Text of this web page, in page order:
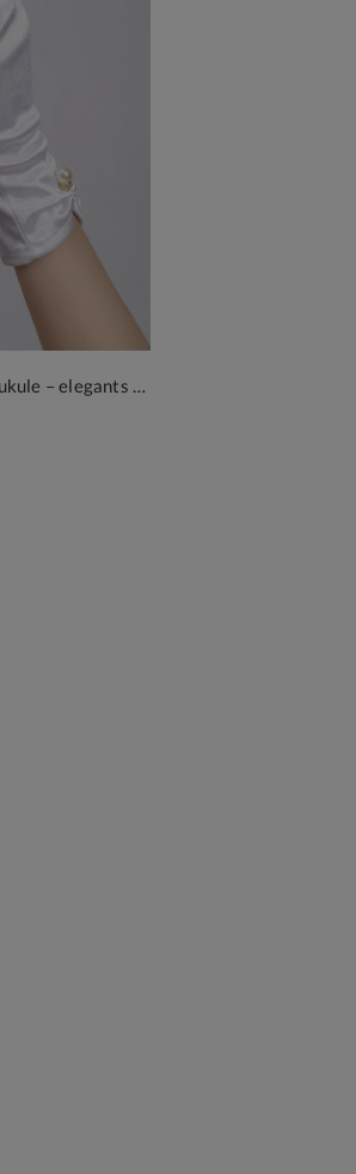
Valged pidulikud kindad tüdrukule – elegants ja stiil erilisteks sündmusteks